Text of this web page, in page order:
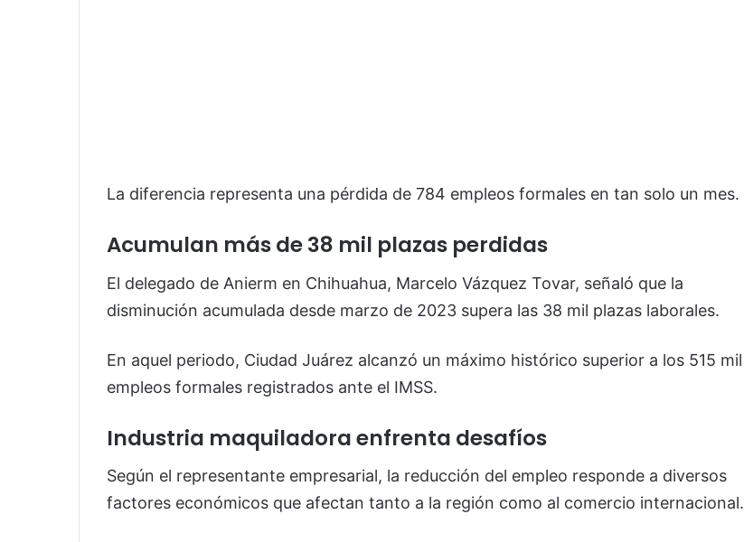
La diferencia representa una pérdida de 784 empleos formales en tan solo un mes.
Acumulan más de 38 mil plazas perdidas
El delegado de Anierm en Chihuahua, Marcelo Vázquez Tovar, señaló que la
disminución acumulada desde marzo de 2023 supera las 38 mil plazas laborales.
En aquel periodo, Ciudad Juárez alcanzó un máximo histórico superior a los 515 mil
empleos formales registrados ante el IMSS.
Industria maquiladora enfrenta desafíos
Según el representante empresarial, la reducción del empleo responde a diversos
factores económicos que afectan tanto a la región como al comercio internacional.